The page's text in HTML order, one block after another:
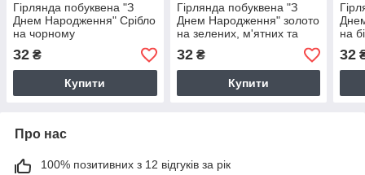
Гірлянда побуквена "З
Днем Народження" Срібло
на чорному
32 ₴
Купити
Гірлянда побуквена "З
Днем Народження" золото
на зелених, м'ятних та
білих прапорцях
32₴
Купити
на
32
Про нас
100% позитивних з 12 відгуків за рік